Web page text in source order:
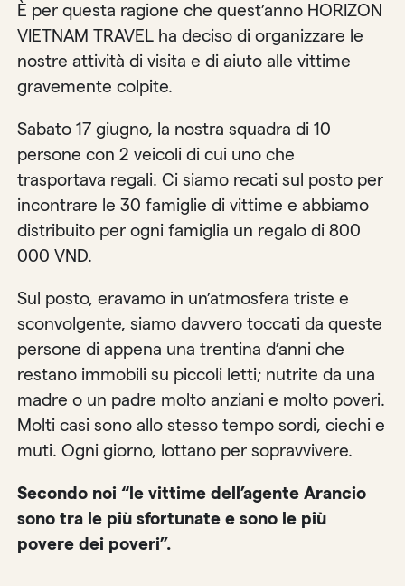
È per questa ragione che quest’anno HORIZON
VIETNAM TRAVEL ha deciso di organizzare le
nostre attività di visita e di aiuto alle vittime
gravemente colpite.
Sabato 17 giugno, la nostra squadra di 10
persone con 2 veicoli di cui uno che
trasportava regali. Ci siamo recati sul posto per
incontrare le 30 famiglie di vittime e abbiamo
distribuito per ogni famiglia un regalo di 800
000 VND.
Sul posto, eravamo in un’atmosfera triste e
sconvolgente, siamo davvero toccati da queste
persone di appena una trentina d’anni che
restano immobili su piccoli letti; nutrite da una
madre o un padre molto anziani e molto poveri.
Molti casi sono allo stesso tempo sordi, ciechi e
muti. Ogni giorno, lottano per sopravvivere.
Secondo noi “le vittime dell’agente Arancio
sono tra le più sfortunate e sono le più
povere dei poveri”.